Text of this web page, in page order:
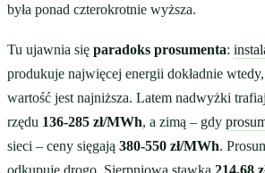
była ponad czterokrotnie wyższa.
Tu ujawnia się paradoks prosumenta:
produkuje najwięcej energii dokładnie
wartość jest najniższa. Latem nadwyżki
rzędu 136-285 zł/MWh, a zimą – gdy
sieci – ceny sięgają 380-550 zł/MWh.
odkupuje drogo. Sierpniowa stawka 214,68